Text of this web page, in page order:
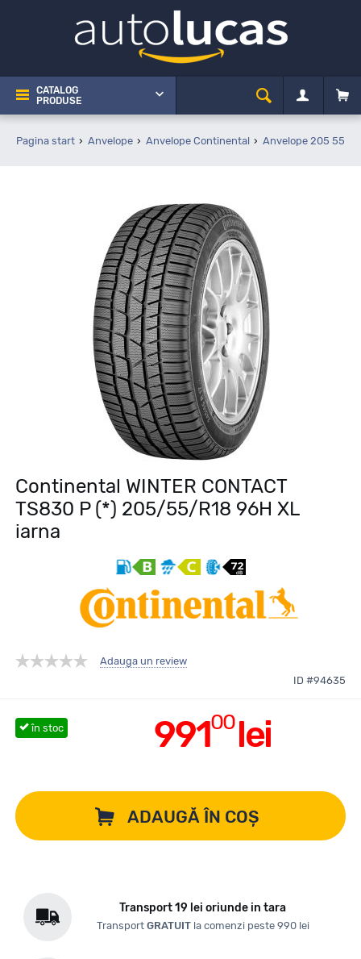
CATALOG
PRODUSE
Pagina start Anvelope Anvelope Continental Anvelope 205 55
Continental WINTER CONTACT
TS830 P (*) 205/55/R18 96H XL
iarna
Adauga un review
ID #94635
99100lei
în stoc
ADAUGĂ ÎN COȘ
Transport 19 lei oriunde in tara
Transport GRATUITla comenzi peste 990 lei